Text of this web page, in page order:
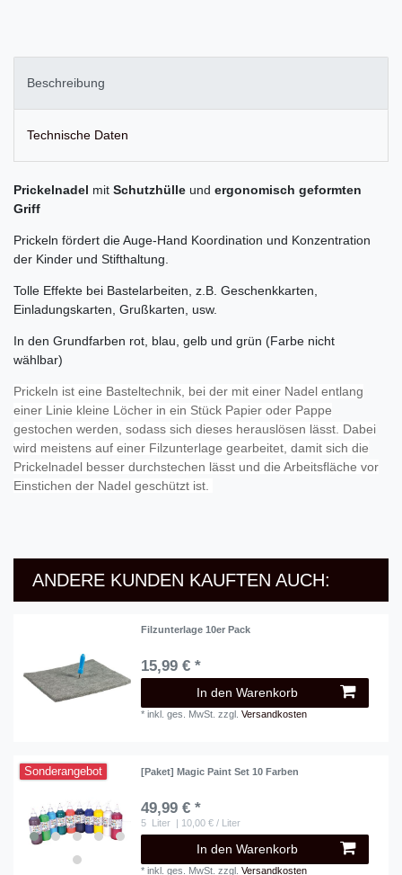
Beschreibung
Technische Daten
Prickelnadel mit Schutzhülle und ergonomisch geformten
Griff
Prickeln fördert die Auge-Hand Koordination und Konzentration
der Kinder und Stifthaltung.
Tolle Effekte bei Bastelarbeiten, z.B. Geschenkkarten,
Einladungskarten, Grußkarten, usw.
In den Grundfarben rot, blau, gelb und grün (Farbe nicht
wählbar)
Prickeln ist eine Basteltechnik, bei der mit einer Nadel entlang
einer Linie kleine Löcher in ein Stück Papier oder Pappe
gestochen werden, sodass sich dieses herauslösen lässt. Dabei
wird meistens auf einer Filzunterlage gearbeitet, damit sich die
Prickelnadel besser durchstechen lässt und die Arbeitsfläche vor
Einstichen der Nadel geschützt ist.
ANDERE KUNDEN KAUFTEN AUCH:
Filzunterlage 10er Pack
15,99 € *
In den Warenkorb
*inkl. ges. MwSt. zzgl.Versandkosten
Sonderangebot [Paket] Magic Paint Set 10 Farben
49,99 € *
5 Liter | 10,00 € / Liter
In den Warenkorb
*inkl. ges. MwSt. zzgl.Versandkosten